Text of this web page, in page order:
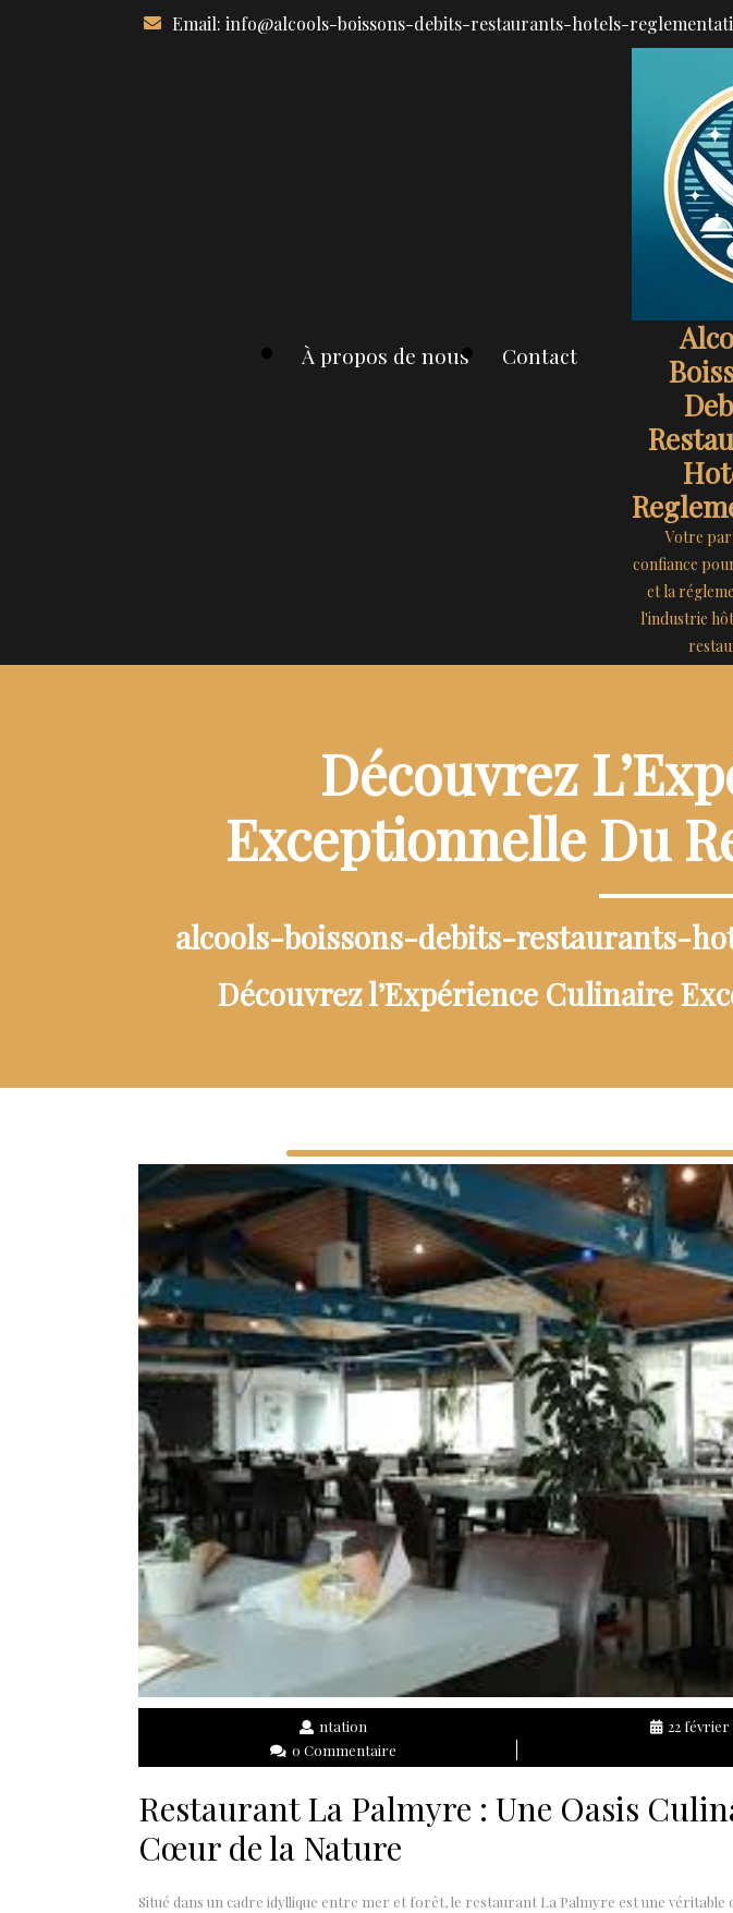
Email: info@alcools-boissons-debits-restaurants-hotels-
À propos de nous Contact
Votre
confiance
et la
l'industrie
Découvrez
Exceptionnelle Du
alcools-boissons-debits-restaurants-
Découvrez l’Expérience Culinaire
ntation
22 février
0 Commentaire
Restaurant La Palmyre : Une Oasis
Cœur de la Nature
Situé dans un cadre idyllique entre mer et forêt, le restaurant La Palmyre est une véritable